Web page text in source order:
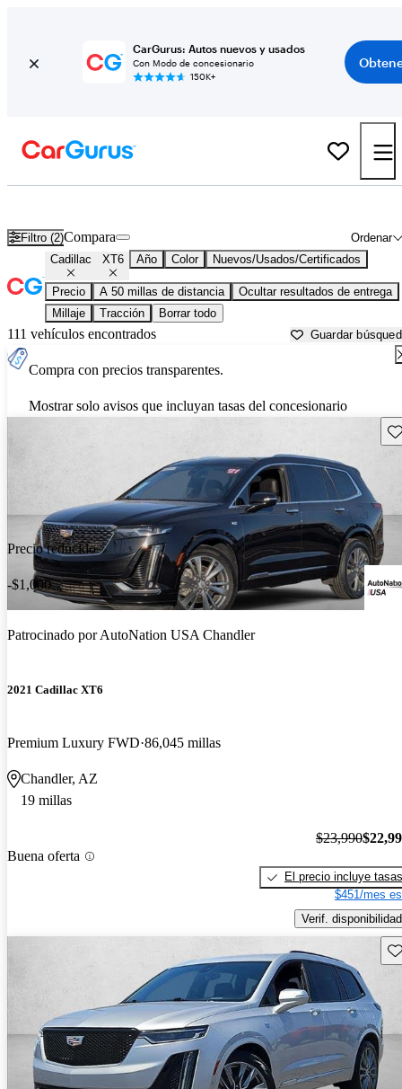
CarGurus: Autos nuevos y usados
Con Modo de concesionario
150K+
Filtro (2) Ordenar
Compara
Cadillac XT6 Año Color Nuevos/Usados/Certificados
Precio A 50 millas de distancia
Ocultar resultados de entrega
Millaje
Tracción Borrar todo
111 vehículos encontrados Guardar
Compra con precios transparentes.
Mostrar solo avisos que incluyan tasas del concesionario
Precio reducido
-$1,000
Patrocinado porAutoNation USA Chandler
2021 Cadillac XT6
Premium Luxury FWD 86,045 millas
Chandler, AZ
19 millas
Buena oferta
$23,990
El precio incluye tasas
$451/mes
Verif. disponibilidad